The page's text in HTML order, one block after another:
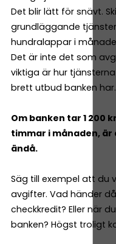
Det blir lätt för snävt.
grundläggande
hundralappar i
Det är inte det som
viktiga är hur
brett utbud banken har.
Om banken tar 1 200
timmar i månaden,
ändå.
Säg till exempel att du
avgifter. Vad händer
checkkredit? Eller när
banken? Högst troligt